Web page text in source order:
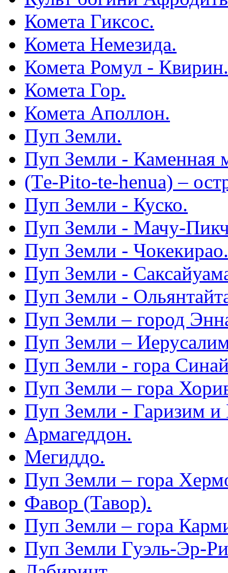
Комета Гиксос.
Комета Немезида.
Комета Ромул - Квирин.
Комета Гор.
Комета Аполлон.
Пуп Земли.
Пуп Земли - Каменная
(Тe-Pito-te-henua) –
Пуп Земли - Куско.
Пуп Земли - Мачу-
Пуп Земли - Чокекирао.
Пуп Земли -
Пуп Земли -
Пуп Земли – город
Пуп Земли –
Пуп Земли - гора
Пуп Земли – гора
Пуп Земли - Гаризим и
Армагеддон.
Мегиддо.
Пуп Земли – гора
Фавор (Тавор).
Пуп Земли – гора
Пуп Земли Гуэль-Эр-